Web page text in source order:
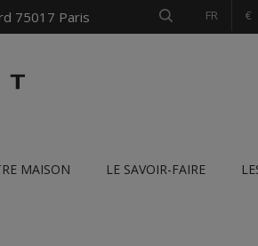
75017 Paris €
FR
MAISON LE SAVOIR-FAIRE